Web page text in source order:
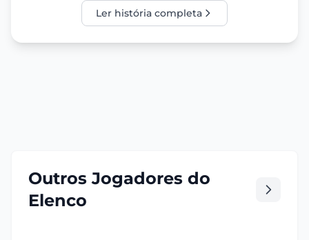
Ler história completa
Outros Jogadores do
Elenco